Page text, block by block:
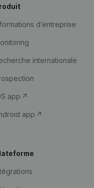
d’entreprise
internationale
app
app